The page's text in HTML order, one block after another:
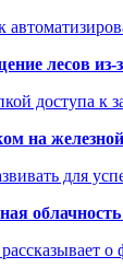
лесов
доступа к
на
для